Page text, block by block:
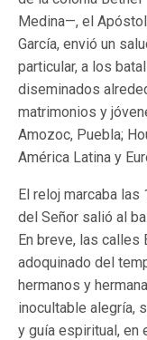
Medina—, el
García, envió un
particular, a los
diseminados
matrimonios y
Amozoc, Puebla;
América Latina y
El reloj marcaba las
del Señor salió al
En breve, las calles
adoquinado del
hermanos y
inocultable alegría,
y guía espiritual, en